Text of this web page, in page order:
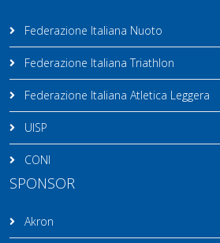
Federazione Italiana Nuoto
Federazione Italiana Triathlon
Federazione Italiana Atletica Leggera
UISP
CONI
SPONSOR
Akron